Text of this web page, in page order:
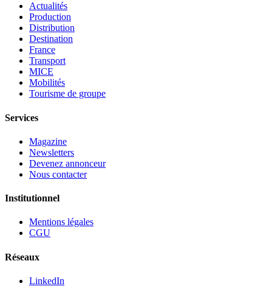
Actualités
Production
Distribution
Destination
France
Transport
MICE
Mobilités
Tourisme de groupe
Services
Magazine
Newsletters
Devenez annonceur
Nous contacter
Institutionnel
Mentions légales
CGU
Réseaux
LinkedIn